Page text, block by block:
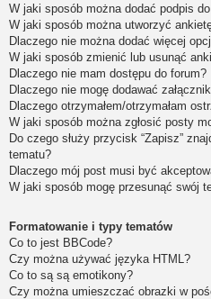
W jaki sposób można dodać podpis
W jaki sposób można utworzyć
Dlaczego nie można dodać więcej
W jaki sposób zmienić lub usunąć
Dlaczego nie mam dostępu do forum?
Dlaczego nie mogę dodawać
Dlaczego otrzymałem/otrzymałam
W jaki sposób można zgłosić posty
Do czego służy przycisk “Zapisz”
tematu?
Dlaczego mój post musi być
W jaki sposób mogę przesunąć swój
Formatowanie i typy tematów
Co to jest BBCode?
Czy można używać języka HTML?
Co to są są emotikony?
Czy można umieszczać obrazki w